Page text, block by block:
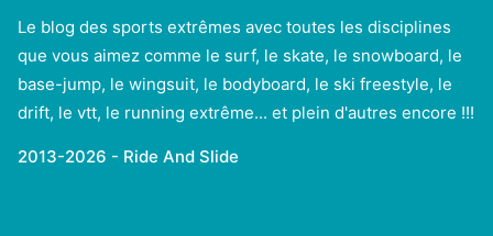
Le blog des sports extrêmes avec toutes les disciplines
que vous aimez comme le surf, le skate, le snowboard, le
base-jump, le wingsuit, le bodyboard, le ski freestyle, le
drift, le vtt, le running extrême... et plein d'autres encore !!!
2013-2026 - Ride And Slide